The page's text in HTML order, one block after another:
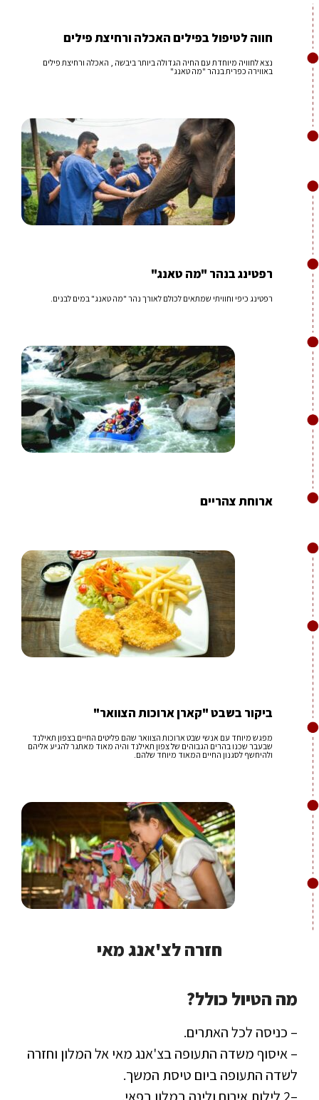
חווה לטיפול בפילים האכלה ורחיצת פילים
נצא לחוויה מיוחדת עם החיה הגדולה ביותר ביבשה , האכלה ורחיצת פילים
באווירה כפרית בנהר "מה טאנג"
רפטינג בנהר "מה טאנג"
רפטינג כיפי וחוויתי שמתאים לכולם לאורך נהר "מה טאנג" במים לבנים.
ארוחת צהריים
ביקור בשבט "קארן ארוכות הצוואר"
מפגש מיוחד עם אנשי שבט ארוכות הצוואר שהם פליטים החיים בצפון תאילנד
שבעבר שכנו בהרים הגבוהים של צפון תאילנד והיה מאוד מאתגר להגיע אליהם
ולהיחשף לסגנון החיים המאוד מיוחד שלהם.
חזרה לצ'אנג מאי
מה הטיול כולל?
– כניסה לכל האתרים.
– איסוף משדה התעופה בצ'אנג מאי אל המלון וחזרה
לשדה התעופה ביום טיסת המשך.